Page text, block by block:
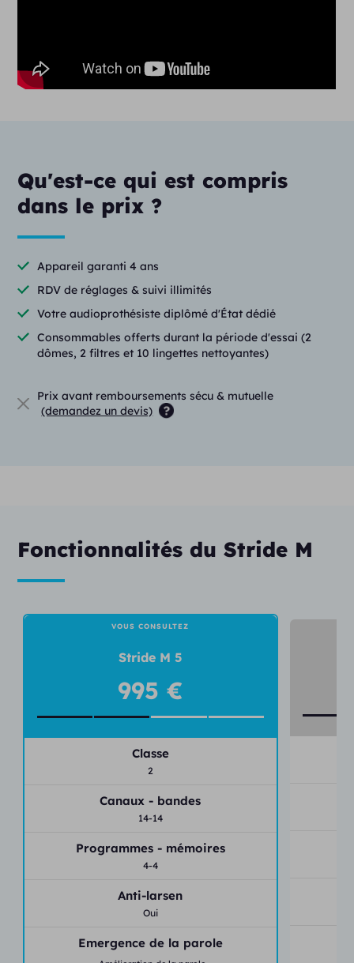
Qu'est-ce qui est compris
dans le prix ?
Appareil garanti 4 ans
RDV de réglages & suivi illimités
Votre audioprothésiste diplômé d'État dédié
Consommables offerts durant la période d'essai (2
dômes, 2 filtres et 10 lingettes nettoyantes)
Prix avant remboursements sécu & mutuelle
(demandez un devis)
Fonctionnalités du Stride M
VOUS CONSULTEZ
Stride M 5
995 €
Classe
2
Canaux - bandes
14-14
Programmes - mémoires
4-4
Anti-larsen
Oui
Emergence de la parole